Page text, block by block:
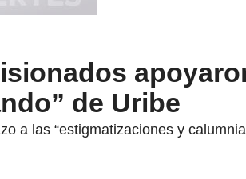
de Uribe
a las “estigmatizaciones y